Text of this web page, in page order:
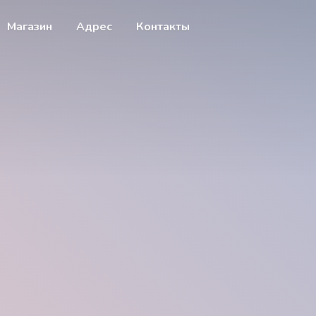
Магазин Адрес Контакты